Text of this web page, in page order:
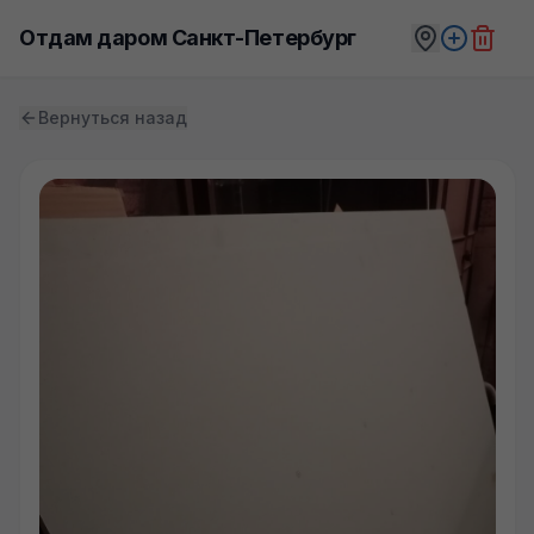
Отдам даром Санкт-Петербург
Вернуться назад